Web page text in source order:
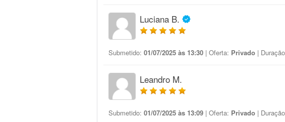
Luciana B.
Submetido: 01/07/2025 às 13:30 | Oferta: Privado |
Leandro M.
Submetido: 01/07/2025 às 13:09 | Oferta: Privado |